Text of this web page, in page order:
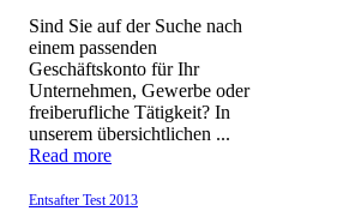
Sind Sie auf der Suche nach
einem passenden
Geschäftskonto für Ihr
Unternehmen, Gewerbe oder
freiberufliche Tätigkeit? In
unserem übersichtlichen ...
Read more
Entsafter Test 2013